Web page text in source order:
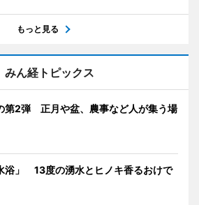
もっと見る
みん経トピックス
第2弾 正月や盆、農事など人が集う場
浴」 13度の湧水とヒノキ香るおけで